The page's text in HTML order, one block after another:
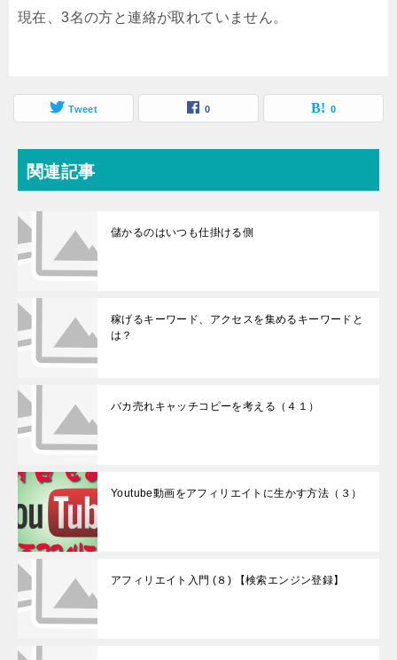
現在、3名の方と連絡が取れていません。
Tweet 0 0
関連記事
儲かるのはいつも仕掛ける側
稼げるキーワード、アクセスを集めるキーワードと
は？
バカ売れキャッチコピーを考える（４１）
Youtube動画をアフィリエイトに生かす方法（３）
アフィリエイト入門 (８) 【検索エンジン登録】